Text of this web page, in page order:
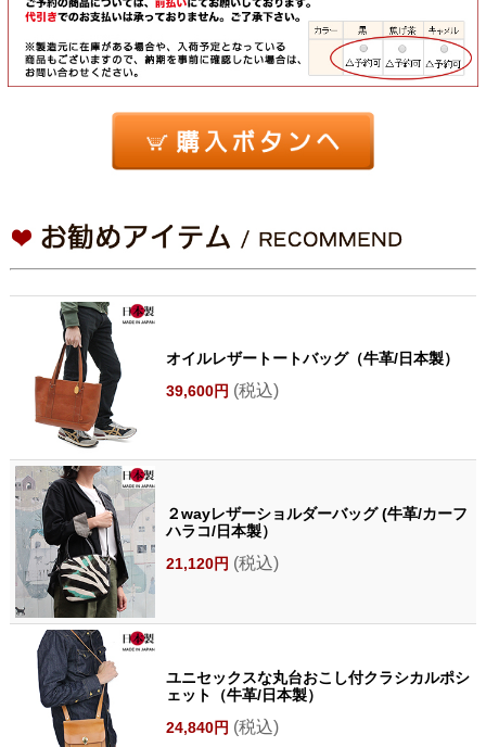
オイルレザートートバッグ（牛革/日本製）
39,600円 (税込)
２wayレザーショルダーバッグ (牛革/カーフ
ハラコ/日本製）
21,120円 (税込)
ユニセックスな丸台おこし付クラシカルポシ
ェット（牛革/日本製）
24,840円 (税込)